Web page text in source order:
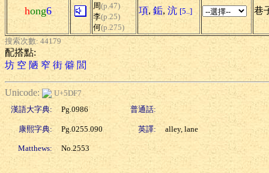
hong6
周(p.47)
李(p.25)
何(p.275)
項, 銗, 沆 [5..] 巷
搜索次數: 44179
配搭點:
坊 空 陋 窄 街 僻 閭
Unicode:
U+5DF7
漢語大字典:
Pg.0986 普通話:
康熙字典: Pg.0255.090 英譯: alley, lane
Matthews: No.2553